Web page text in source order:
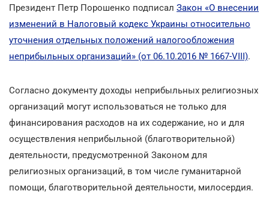
Президент Петр Порошенко подписал Закон «О внесении
изменений в Налоговый кодекс Украины относительно
уточнения отдельных положений налогообложения
неприбыльных организаций» (от 06.10.2016 № 1667-VIII).
Согласно документу доходы неприбыльных религиозных
организаций могут использоваться не только для
финансирования расходов на их содержание, но и для
осуществления неприбыльной (благотворительной)
деятельности, предусмотренной Законом для
религиозных организаций, в том числе гуманитарной
помощи, благотворительной деятельности, милосердия.